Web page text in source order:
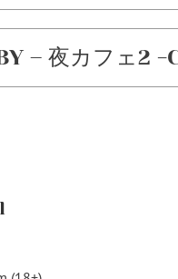
– 夜カフェ2